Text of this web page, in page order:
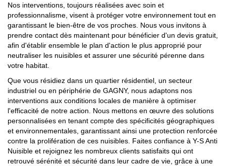
Nos interventions, toujours réalisées avec soin et
professionnalisme, visent à protéger votre environnement tout en
garantissant le bien-être de vos proches. Nous vous invitons à
prendre contact dès maintenant pour bénéficier d'un devis gratuit,
afin d'établir ensemble le plan d'action le plus approprié pour
neutraliser les nuisibles et assurer une sécurité pérenne dans
votre habitat.
Que vous résidiez dans un quartier résidentiel, un secteur
industriel ou en périphérie de GAGNY, nous adaptons nos
interventions aux conditions locales de manière à optimiser
l'efficacité de notre action. Nous mettons en œuvre des solutions
personnalisées en tenant compte des spécificités géographiques
et environnementales, garantissant ainsi une protection renforcée
contre la prolifération de ces nuisibles. Faites confiance à Y-S Anti
Nuisible et rejoignez les nombreux clients satisfaits qui ont
retrouvé sérénité et sécurité dans leur cadre de vie, grâce à une